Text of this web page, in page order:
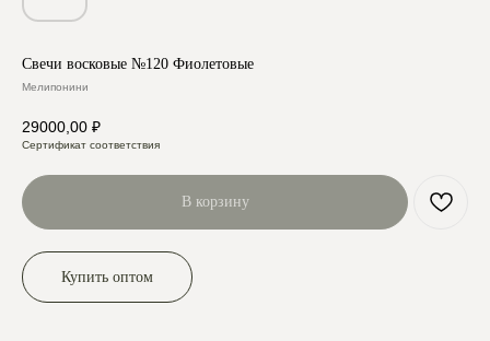
Свечи восковые №120 Фиолетовые
Мелипонини
29000,00 ₽
Сертификат соответствия
В корзину
Купить оптом